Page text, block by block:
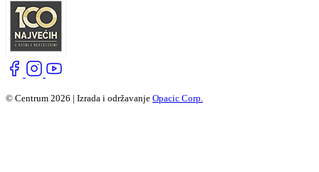
© Centrum 2026 | Izrada i održavanje Opacic Corp.